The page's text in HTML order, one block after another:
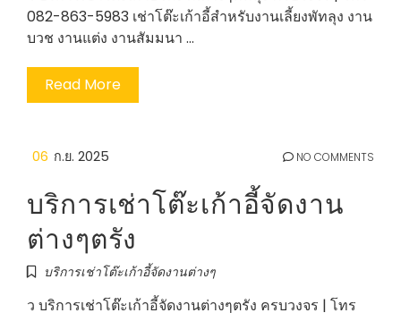
082-863-5983 เช่าโต๊ะเก้าอี้สำหรับงานเลี้ยงพัทลุง งาน
บวช งานแต่ง งานสัมมนา …
Read More
06 ก.ย. 2025 NO COMMENTS
บริการเช่าโต๊ะเก้าอี้จัดงาน
ต่างๆตรัง
บริการเช่าโต๊ะเก้าอี้จัดงานต่างๆ
ว บริการเช่าโต๊ะเก้าอี้จัดงานต่างๆตรัง ครบวงจร | โทร